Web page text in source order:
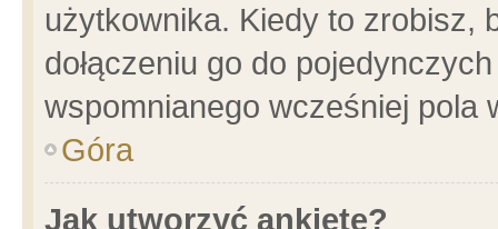
użytkownika. Kiedy to zrobisz,
dołączeniu go do
wspomnianego wcześniej pola
Góra
Jak utworzyć ankietę?